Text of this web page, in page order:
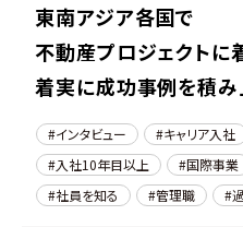
東南アジア各国で
不動産プロジェクトに
着実に成功事例を積み
インタビュー キャリア入社
入社10年目以上
国際事業
社員を知る
管理職